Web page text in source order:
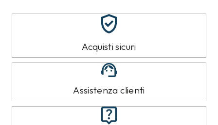
Acquisti sicuri
Assistenza clienti